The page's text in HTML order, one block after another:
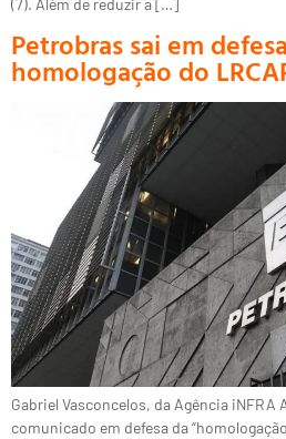
Petrobras sai em
homologação do
Gabriel Vasconcelos, da Agência iNFRA
comunicado em defesa da